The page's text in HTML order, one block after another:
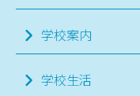
学校案内
学校生活